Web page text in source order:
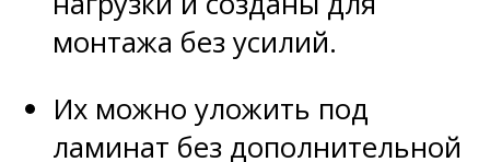
монтажа без усилий.
Их можно уложить под
ламинат без дополнительной